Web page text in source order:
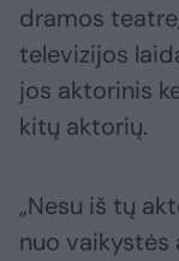
dramos
televizijos
jos aktorinis
kitų aktorių.
„Nesu iš tų
nuo vaikystės